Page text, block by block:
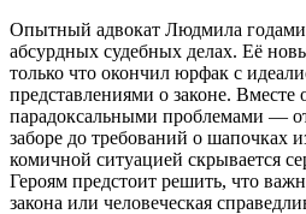
Опытный адвокат Людмила
абсурдных судебных делах. Её
только что окончил юрфак с
представлениями о законе. Вместе
парадоксальными проблемами —
заборе до требований о шапочках
комичной ситуацией скрывается
Героям предстоит решить, что
закона или человеческая